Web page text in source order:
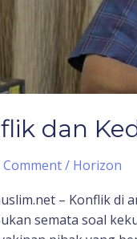
dan
Comment/ Horizon
– Konflik di
semata soal